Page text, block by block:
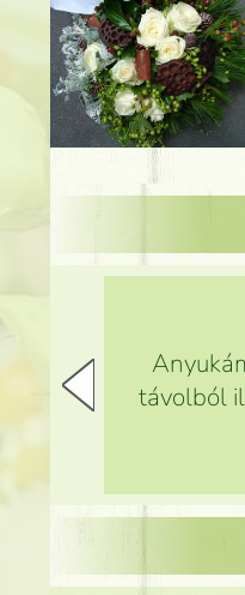
távolból